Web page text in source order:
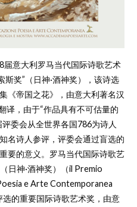
届意大利罗马当代国际诗歌艺术
斯奖”（日神·酒神奖），该诗选
《帝国之花》，由意大利著名汉
译，由于“作品具有不可估量的
委会从全世界各国786为诗人
名诗人参评，评委会通过盲选的
要的意义。罗马当代国际诗歌艺
日神·酒神奖）（il Premio
e Arte Contemporanea
的重要国际诗歌艺术奖，由意